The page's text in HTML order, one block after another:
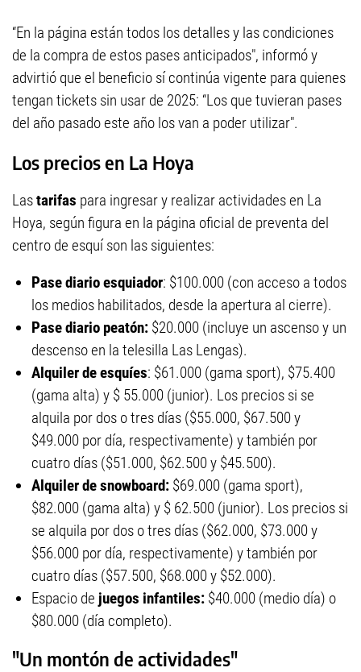
“En la página están todos los detalles y las condiciones
de la compra de estos pases anticipados", informó y
advirtió que el beneficio sí continúa vigente para quienes
tengan tickets sin usar de 2025: “Los que tuvieran pases
del año pasado este año los van a poder utilizar".
Los precios en La Hoya
Lastarifas para ingresar y realizar actividades en La
Hoya, según figura en la página oficial de preventa del
centro de esquí son las siguientes:
Pase diario esquiador: $100.000 (con acceso a todos
los medios habilitados, desde la apertura al cierre).
Pase diario peatón: $20.000 (incluye un ascenso y un
descenso en la telesilla Las Lengas).
Alquiler de esquíes: $61.000 (gama sport), $75.400
(gama alta) y $ 55.000 (junior). Los precios si se
alquila por dos o tres días ($55.000, $67.500 y
$49.000 por día, respectivamente) y también por
cuatro días ($51.000, $62.500 y $45.500).
Alquiler de snowboard: $69.000 (gama sport),
$82.000 (gama alta) y $ 62.500 (junior). Los precios si
se alquila por dos o tres días ($62.000, $73.000 y
$56.000 por día, respectivamente) y también por
cuatro días ($57.500, $68.000 y $52.000).
Espacio de juegos infantiles: $40.000 (medio día) o
$80.000 (día completo).
"Un montón de actividades"